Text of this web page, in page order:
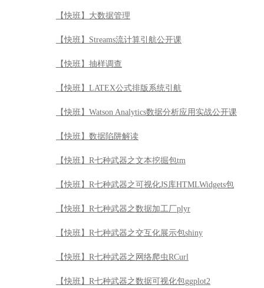
【快班】大数据管理
【快班】Streams流计算引航公开课
【快班】抽样调查
【快班】LATEX公式排版系统引航
【快班】Watson Analytics数据分析应用实战公开课
【快班】数据陷阱解读
【快班】R七种武器之文本挖掘包tm
【快班】R七种武器之可视化JS库HTMLWidgets包
【快班】R七种武器之数据加工厂plyr
【快班】R七种武器之交互化展示包shiny
【快班】R七种武器之网络爬虫RCurl
【快班】R七种武器之数据可视化包ggplot2